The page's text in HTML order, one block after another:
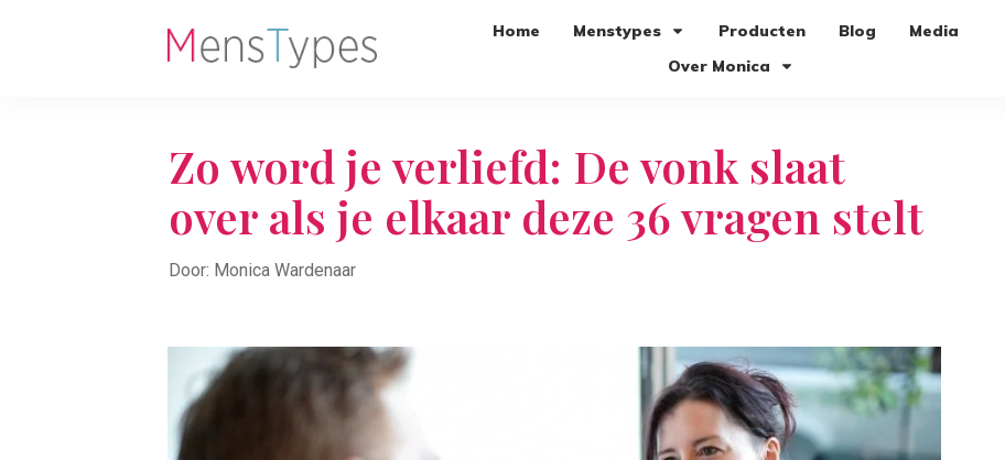
Home Menstypes Producten Blog
Media
Over Monica
Zo word je verliefd: De vonk slaat
over als je elkaar deze 36 vragen stelt
Door: Monica Wardenaar